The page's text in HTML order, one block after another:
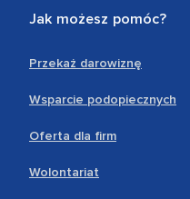
Jak możesz pomóc?
Przekaż darowiznę
Wsparcie podopiecznych
Oferta dla firm
Wolontariat